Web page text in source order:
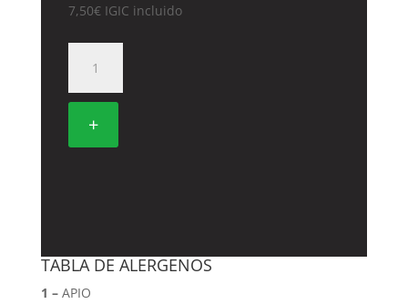
7,50€ IGIC incluido
TALLARINES
CON
cantidad
+
TABLA DE ALERGENOS
1 –APIO